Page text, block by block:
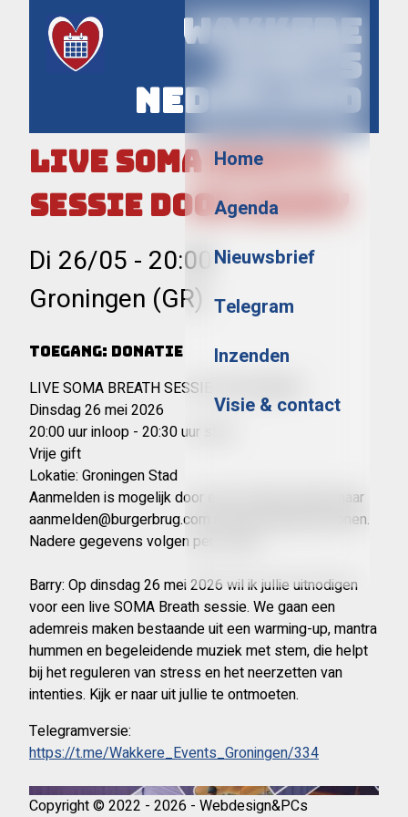
Wakkere
Events
Nederland
Menu
Home
Agenda
Nieuwsbrief
Telegram
Inzenden
Visie & contact
LIVE SOMA BREATH
SESSIE DOOR BARRY
Di 26/05 - 20:00
Groningen (GR)
Toegang: donatie
LIVE SOMA BREATH SESSIE DOOR BARRY
Dinsdag 26 mei 2026
20:00 uur inloop - 20:30 uur start
Vrije gift
Lokatie: Groningen Stad
Aanmelden is mogelijk door een e-mail te sturen naar
aanmelden@burgerbrug.com met het aantal personen.
Nadere gegevens volgen per e-mail.
Barry: Op dinsdag 26 mei 2026 wil ik jullie uitnodigen
voor een live SOMA Breath sessie. We gaan een
ademreis maken bestaande uit een warming-up, mantra
hummen en begeleidende muziek met stem, die helpt
bij het reguleren van stress en het neerzetten van
intenties. Kijk er naar uit jullie te ontmoeten.
Telegramversie:
https://t.me/Wakkere_Events_Groningen/334
Copyright © 2022 - 2026 - Webdesign&PCs